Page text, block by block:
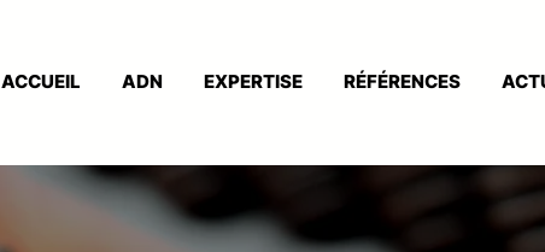
ACCUEIL ADN EXPERTISE RÉFÉRENCES